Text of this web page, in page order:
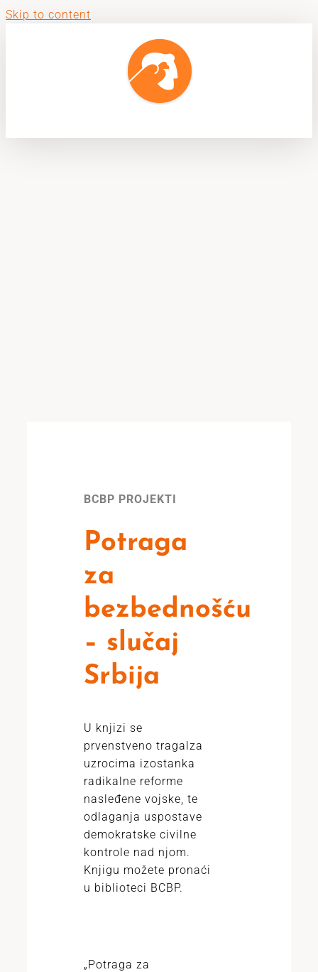
Skip to content
BCBP PROJEKTI
Potraga
za
bezbednošću
– slučaj
Srbija
U knjizi se
prvenstveno tragalza
uzrocima izostanka
radikalne reforme
nasleđene vojske, te
odlaganja uspostave
demokratske civilne
kontrole nad njom.
Knjigu možete pronaći
u biblioteci BCBP.
„Potraga za